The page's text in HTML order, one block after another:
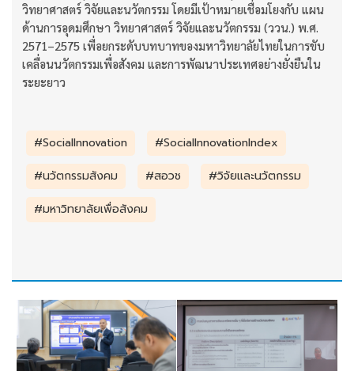
วิทยาศาสตร์ วิจัยและนวัตกรรม โดยมีเป้าหมายเชื่อมโยงกับ แผน
ด้านการอุดมศึกษา วิทยาศาสตร์ วิจัยและนวัตกรรม (ววน.) พ.ศ.
2571–2575 เพื่อยกระดับบทบาทของมหาวิทยาลัยไทยในการขับ
เคลื่อนนวัตกรรมเพื่อสังคม และการพัฒนาประเทศอย่างยั่งยืนใน
ระยะยาว
#SocialInnovation
#SocialInnovationIndex
#นวัตกรรมสังคม
#สอวช
#วิจัยและนวัตกรรม
#มหาวิทยาลัยเพื่อสังคม